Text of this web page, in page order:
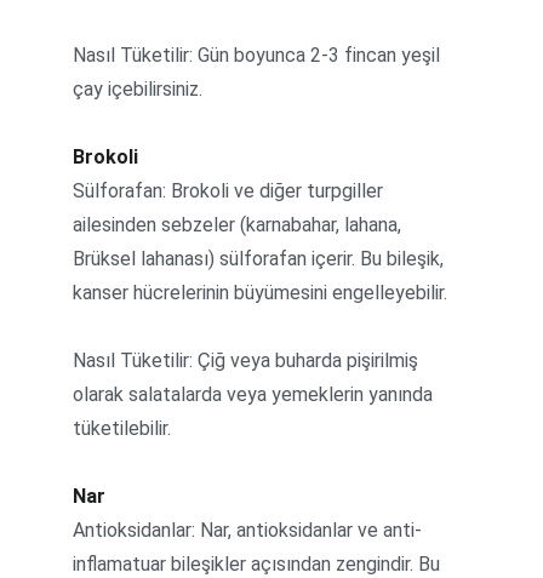
Nasıl Tüketilir: Gün boyunca 2-3 fincan yeşil
çay içebilirsiniz.
Brokoli
Sülforafan: Brokoli ve diğer turpgiller
ailesinden sebzeler (karnabahar, lahana,
Brüksel lahanası) sülforafan içerir. Bu bileşik,
kanser hücrelerinin büyümesini engelleyebilir.
Nasıl Tüketilir: Çiğ veya buharda pişirilmiş
olarak salatalarda veya yemeklerin yanında
tüketilebilir.
Nar
Antioksidanlar: Nar, antioksidanlar ve anti-
inflamatuar bileşikler açısından zengindir. Bu